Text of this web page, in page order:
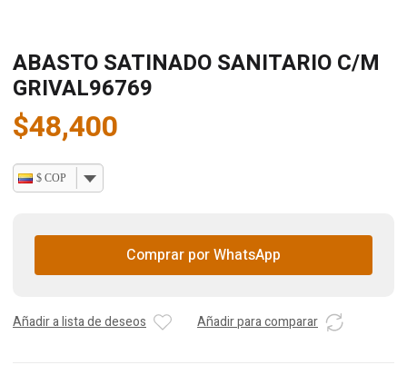
ABASTO SATINADO SANITARIO C/M
GRIVAL96769
$48,400
$ COP
Comprar por WhatsApp
Añadir a lista de deseos Añadir para comparar